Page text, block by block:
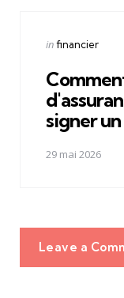
Posted
infinancier
signer
29 mai 2026
Leave a